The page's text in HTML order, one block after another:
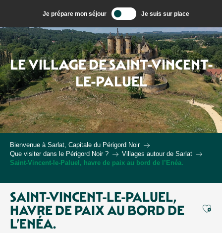
contenu
principal
Je prépare mon séjour Je suis sur place
LE VILLAGE DE SAINT-VINCENT-
LE-PALUEL
Bienvenue à Sarlat, Capitale du Périgord Noir
Que visiter dans le Périgord Noir ?
Villages autour de Sarlat
Saint-Vincent-le-Paluel, havre de paix au bord de l’Enéa.
SAINT-VINCENT-LE-PALUEL,
HAVRE DE PAIX AU BORD DE
L’ENÉA.